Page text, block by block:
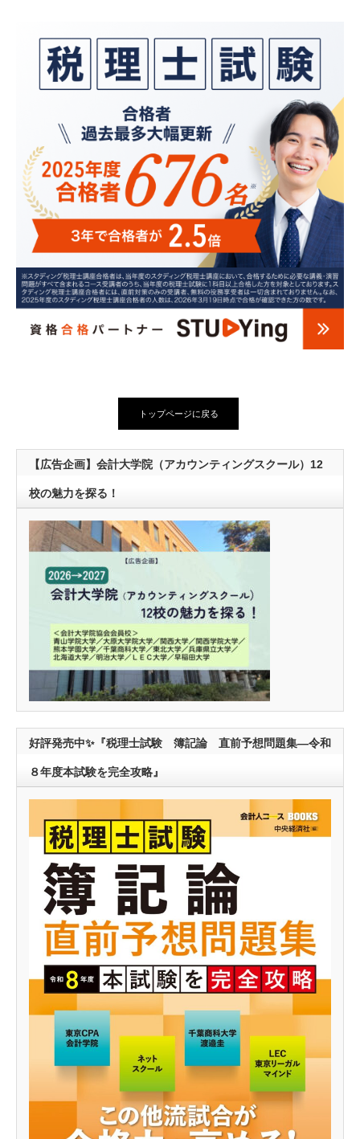
トップページに戻る
【広告企画】会計大学院（アカウンティングスクール）12
校の魅力を探る！
好評発売中✨『税理士試験 簿記論 直前予想問題集―令和
８年度本試験を完全攻略』